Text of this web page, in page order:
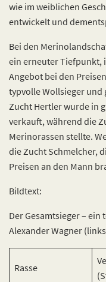
wie im weiblichen
entwickelt und
Bei den
ein erneuter Tiefpunkt,
Angebot bei den
typvolle Wollsieger und
Zucht Hertler wurde in
verkauft, während die
Merinorassen stellte.
die Zucht Schmelcher,
Preisen an den Mann
Bildtext:
Der Gesamtsieger –
Alexander Wagner
Rasse